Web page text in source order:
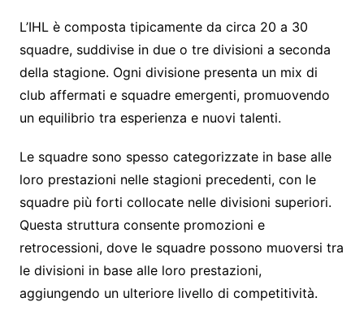
L’IHL è composta tipicamente da circa 20 a 30
squadre, suddivise in due o tre divisioni a seconda
della stagione. Ogni divisione presenta un mix di
club affermati e squadre emergenti, promuovendo
un equilibrio tra esperienza e nuovi talenti.
Le squadre sono spesso categorizzate in base alle
loro prestazioni nelle stagioni precedenti, con le
squadre più forti collocate nelle divisioni superiori.
Questa struttura consente promozioni e
retrocessioni, dove le squadre possono muoversi tra
le divisioni in base alle loro prestazioni,
aggiungendo un ulteriore livello di competitività.